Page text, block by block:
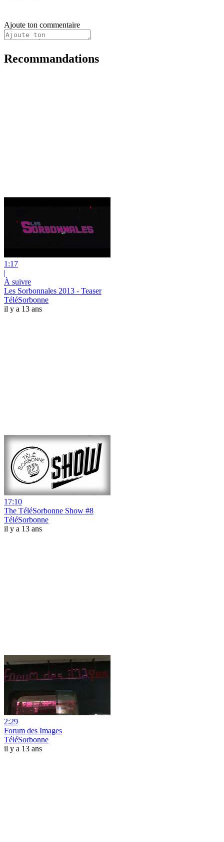
Ajoute ton commentaire
Recommandations
1:17
|
À suivre
Les Sorbonnales 2013 - Teaser
TéléSorbonne
il y a 13 ans
17:10
The TéléSorbonne Show #8
TéléSorbonne
il y a 13 ans
2:29
Forum des Images
TéléSorbonne
il y a 13 ans